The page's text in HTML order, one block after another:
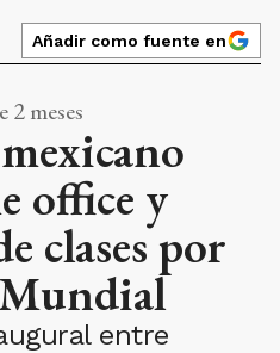
Añadir como fuente en
meses
office y
clases por
entre